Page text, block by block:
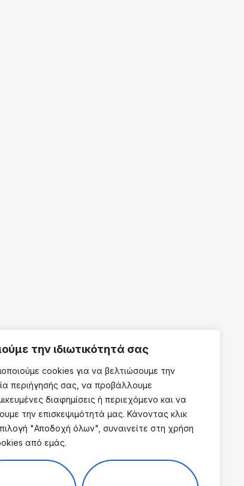
την ιδιωτικότητά σας
cookies για να βελτιώσουμε την
περιήγησής σας, να προβάλλουμε
διαφημίσεις ή περιεχόμενο και να
την επισκεψιμότητά μας. Κάνοντας κλικ
"Αποδοχή όλων", συναινείτε στη χρήση
από εμάς.